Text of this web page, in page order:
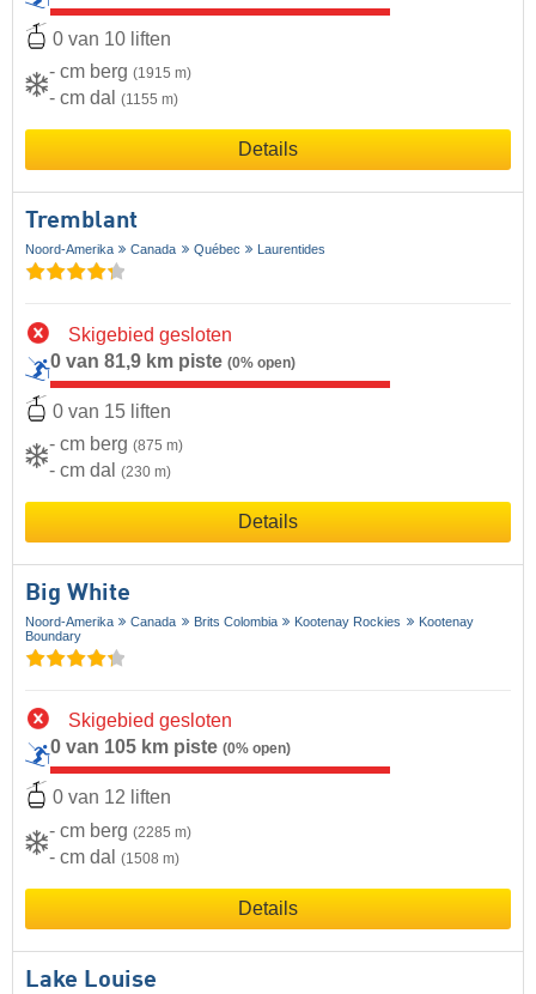
0 van 10 liften
- cm berg (1915 m)
- cm dal (1155 m)
Details
Tremblant
Noord-Amerika Canada Québec Laurentides
Skigebied gesloten
0 van 81,9 km piste (0% open)
0 van 15 liften
- cm berg (875 m)
- cm dal (230 m)
Details
Big White
Noord-Amerika Canada Brits Colombia Kootenay Rockies
Kootenay
Boundary
Skigebied gesloten
0 van 105 km piste (0% open)
0 van 12 liften
- cm berg (2285 m)
- cm dal (1508 m)
Details
Lake Louise